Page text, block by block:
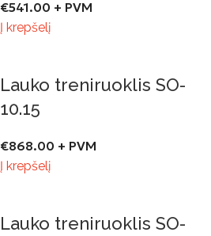
€541.00 + PVM
Į krepšelį
Lauko treniruoklis SO-
10.15
€868.00 + PVM
Į krepšelį
Lauko treniruoklis SO-